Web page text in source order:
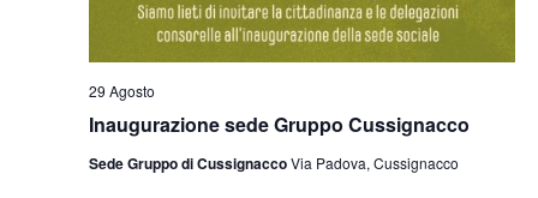
Inaugurazione sede Gruppo Cussignacco
29 Agosto
Sede Gruppo di CussignaccoVia Padova, Cussignacco